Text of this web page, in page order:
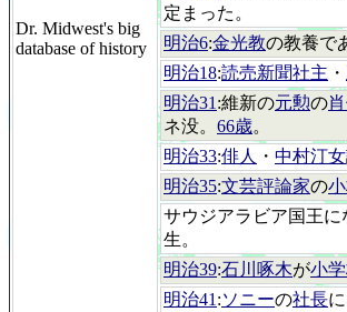
Dr. Midwest's big
database of history
定まった。
明治6:金光教の教養で
明治18:読売新聞社主 ・
明治31 :維新の元勲の
ネ没。 66歳。
明治33:俳人 ・ 中村汀女
明治35:文芸評論家の
サウジアラビア国王に
生。
明治39:石川啄木が小
明治41 :ソニーの社長